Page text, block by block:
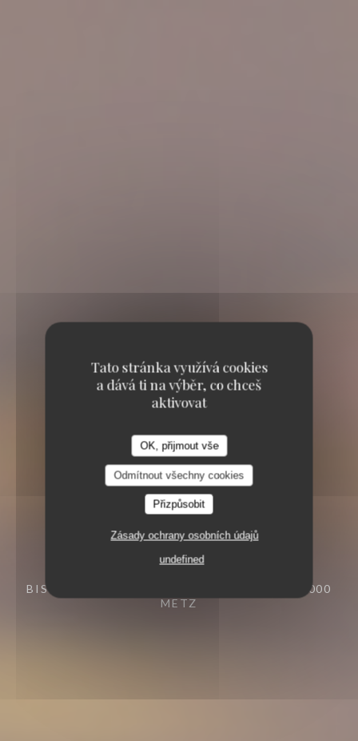
Tato stránka využívá cookies
a dává ti na výběr, co chceš
aktivovat
OK, přijmout vše
Odmítnout všechny cookies
Přizpůsobit
Zásady ochrany osobních údajů
undefined
BISTRONOMIQUE
23 PL. DE CHAMBRE 57000
METZ